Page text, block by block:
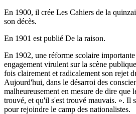
En 1900, il crée Les Cahiers de la
son décès.
En 1901 est publié De la raison.
En 1902, une réforme scolaire
engagement virulent sur la scène
fois clairement et radicalement son rejet
Aujourd'hui, dans le désarroi des
malheureusement en mesure de dire que
trouvé, et qu'il s'est trouvé mauvais. ». Il
pour rejoindre le camp des nationalistes.